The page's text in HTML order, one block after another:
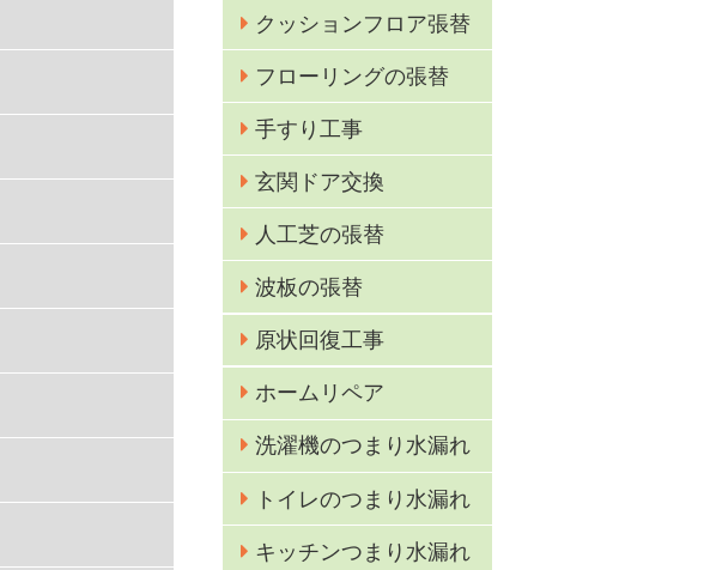
クッションフロア張替
フローリングの張替
手すり工事
玄関ドア交換
人工芝の張替
波板の張替
原状回復工事
ホームリペア
洗濯機のつまり水漏れ
トイレのつまり水漏れ
キッチンつまり水漏れ